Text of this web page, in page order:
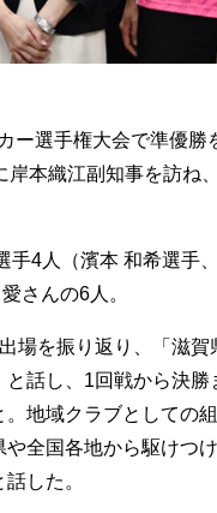
選手権大会で準優勝
本織江副知事を訪ね
4人（濱本 和希選手、
さんの6人。
場を振り返り、「滋賀
話し、1回戦から決勝
地域クラブとしての
全国各地から駆けつ
した。